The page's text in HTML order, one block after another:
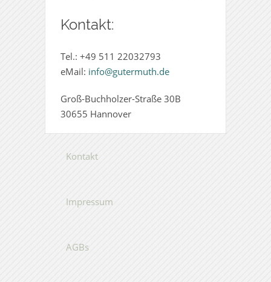
Kontakt:
Tel.: +49 511 22032793
eMail: info@gutermuth.de
Groß-Buchholzer-Straße 30B
30655 Hannover
Kontakt
Impressum
AGBs